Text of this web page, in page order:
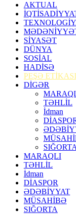
AKTUAL
SİYASƏT
DÜNYA
SOSİAL
HADİSƏ
PEŞƏ ETİKASI
DİGƏR
TƏHLİL
İdman
SIĞORTA
MARAQLI
TƏHLİL
İdman
DİASPOR
ƏDƏBİYYAT
MÜSAHİBƏ
SIĞORTA